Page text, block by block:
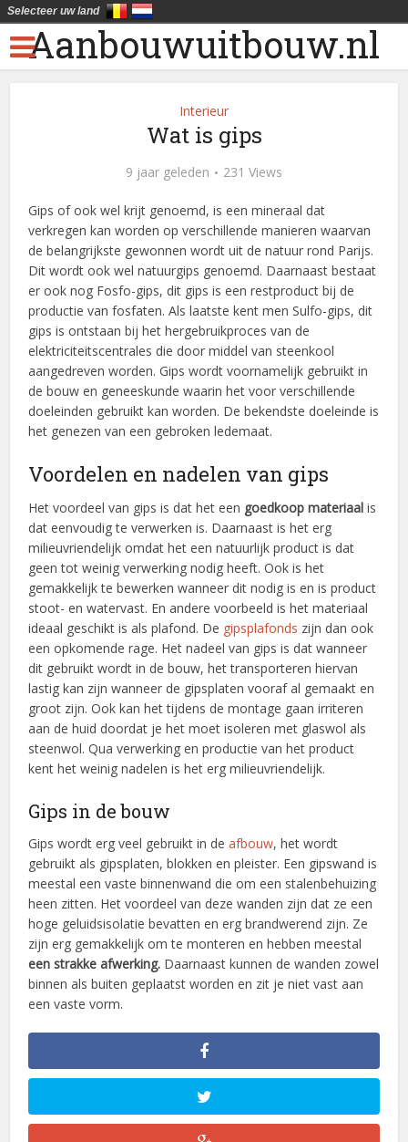
Aanbouwuitbouw.nl
Interieur
Wat is gips
9 jaar geleden 231 Views
Gips of ook wel krijt genoemd, is een mineraal dat
verkregen kan worden op verschillende manieren waarvan
de belangrijkste gewonnen wordt uit de natuur rond Parijs.
Dit wordt ook wel natuurgips genoemd. Daarnaast bestaat
er ook nog Fosfo-gips, dit gips is een restproduct bij de
productie van fosfaten. Als laatste kent men Sulfo-gips, dit
gips is ontstaan bij het hergebruikproces van de
elektriciteitscentrales die door middel van steenkool
aangedreven worden. Gips wordt voornamelijk gebruikt in
de bouw en geneeskunde waarin het voor verschillende
doeleinden gebruikt kan worden. De bekendste doeleinde is
het genezen van een gebroken ledemaat.
Voordelen en nadelen van gips
Het voordeel van gips is dat het een goedkoop materiaal is
dat eenvoudig te verwerken is. Daarnaast is het erg
milieuvriendelijk omdat het een natuurlijk product is dat
geen tot weinig verwerking nodig heeft. Ook is het
gemakkelijk te bewerken wanneer dit nodig is en is product
stoot- en watervast. En andere voorbeeld is het materiaal
ideaal geschikt is als plafond. De gipsplafonds zijn dan ook
een opkomende rage. Het nadeel van gips is dat wanneer
dit gebruikt wordt in de bouw, het transporteren hiervan
lastig kan zijn wanneer de gipsplaten vooraf al gemaakt en
groot zijn. Ook kan het tijdens de montage gaan irriteren
aan de huid doordat je het moet isoleren met glaswol als
steenwol. Qua verwerking en productie van het product
kent het weinig nadelen is het erg milieuvriendelijk.
Gips in de bouw
Gips wordt erg veel gebruikt in deafbouw, het wordt
gebruikt als gipsplaten, blokken en pleister. Een gipswand is
meestal een vaste binnenwand die om een stalenbehuizing
heen zitten. Het voordeel van deze wanden zijn dat ze een
hoge geluidsisolatie bevatten en erg brandwerend zijn. Ze
zijn erg gemakkelijk om te monteren en hebben meestal
een strakke afwerking. Daarnaast kunnen de wanden zowel
binnen als buiten geplaatst worden en zit je niet vast aan
een vaste vorm.
Selecteer uw land